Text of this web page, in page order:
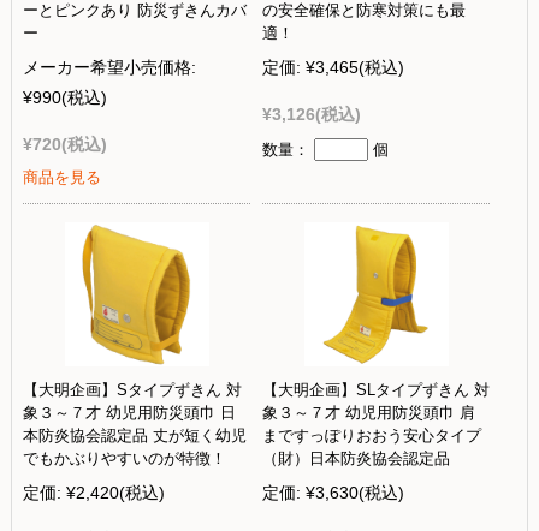
ーとピンクあり 防災ずきんカバ
ー
メーカー希望小売価格:
¥990(税込)
¥720(税込)
商品を見る
の安全確保と防寒対策にも最
適！
定価: ¥3,465(税込)
¥3,126(税込)
数量： 個
【大明企画】Sタイプずきん 対
象３～７才 幼児用防災頭巾 日
本防炎協会認定品 丈が短く幼児
でもかぶりやすいのが特徴！
定価: ¥2,420(税込)
【大明企画】SLタイプずきん 対
象３～７才 幼児用防災頭巾 肩
まですっぽりおおう安心タイプ
（財）日本防炎協会認定品
定価: ¥3,630(税込)